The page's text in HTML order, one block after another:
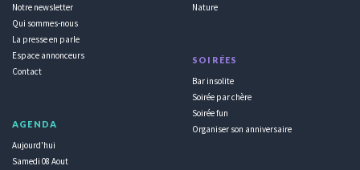
Notre newsletter
Qui sommes-nous
La presse en parle
Espace annonceurs
Contact
AGENDA
Aujourd'hui
Samedi 08 Aout
Nature
SOIRÉES
Bar insolite
Soirée par chère
Soirée fun
Organiser son anniversaire